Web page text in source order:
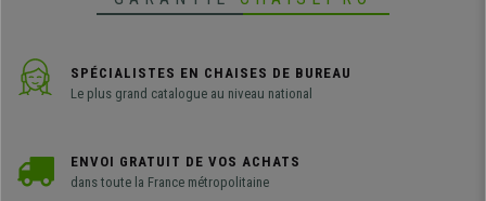
SPÉCIALISTES EN CHAISES DE BUREAU
Le plus grand catalogue au niveau national
ENVOI GRATUIT DE VOS ACHATS
dans toute la France métropolitaine